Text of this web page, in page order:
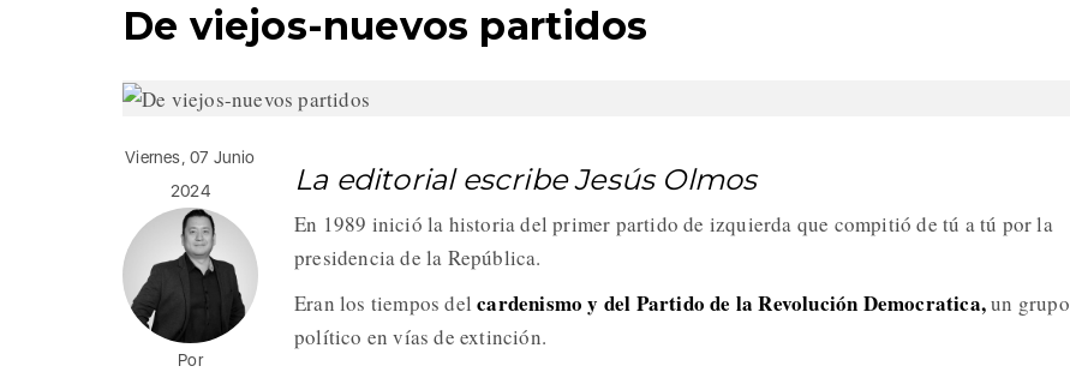
De viejos-nuevos partidos
Viernes, 07 Junio
2024
Por
La editorial escribe Jesús Olmos
En 1989 inició la historia del primer partido de izquierda que compitió de tú a tú por la
presidencia de la República.
Eran los tiempos del cardenismo y del Partido de la Revolución Democratica,un grupo
político en vías de extinción.